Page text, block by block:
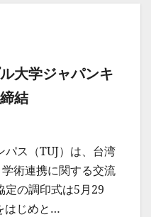
大学ジャパンキ
結
ス（TUJ）は、台湾
術連携に関する交流
定の調印式は5月29
はじめと…